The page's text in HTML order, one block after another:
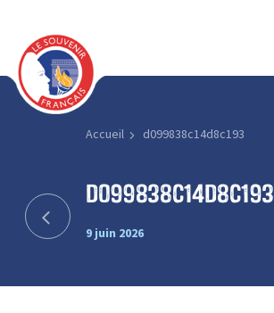
Accueil d099838c14d8c193
d099838c14d8c193
9 juin 2026